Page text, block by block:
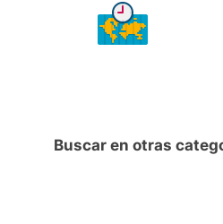
Buscar en otras